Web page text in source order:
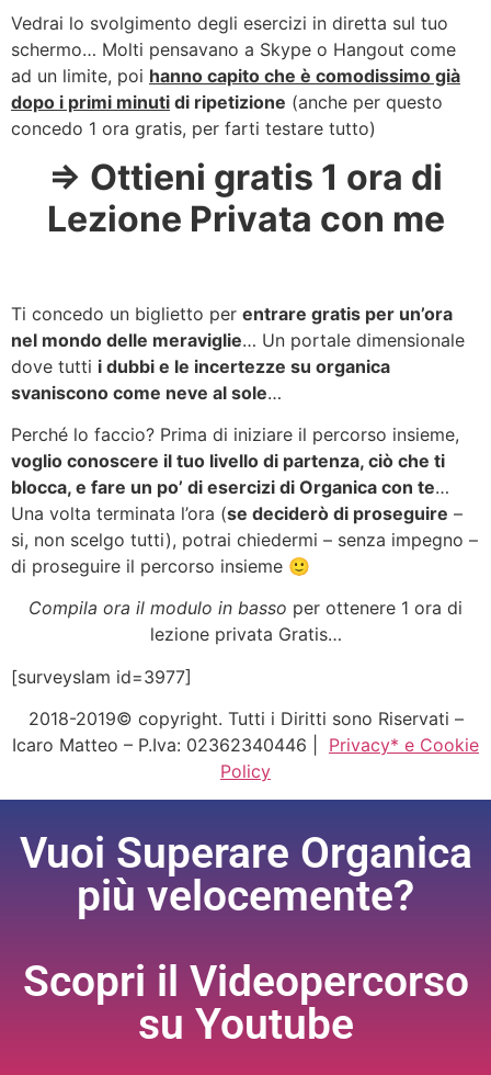
Vedrai lo svolgimento degli esercizi in diretta sul tuo
schermo… Molti pensavano a Skype o Hangout come
ad un limite, poi hanno capito che è comodissimo già
dopo i primi minuti di ripetizione (anche per questo
concedo 1 ora gratis, per farti testare tutto)
=> Ottieni gratis 1 ora di
Lezione Privata con me
Ti concedo un biglietto per entrare gratis per un’ora
nel mondo delle meraviglie… Un portale dimensionale
dove tutti i dubbi e le incertezze su organica
svaniscono come neve al sole…
Perché lo faccio? Prima di iniziare il percorso insieme,
voglio conoscere il tuo livello di partenza, ciò che ti
blocca, e fare un po’ di esercizi di Organica con te…
Una volta terminata l’ora (se deciderò di proseguire –
si, non scelgo tutti), potrai chiedermi – senza impegno –
di proseguire il percorso insieme 🙂
Compila ora il modulo in basso per ottenere 1 ora di
lezione privata Gratis…
[surveyslam id=3977]
2018-2019© copyright. Tutti i Diritti sono Riservati –
Icaro Matteo – P.Iva: 02362340446 | Privacy* e Cookie
Policy
Vuoi Superare Organica
più velocemente?
Scopri il Videopercorso
su Youtube